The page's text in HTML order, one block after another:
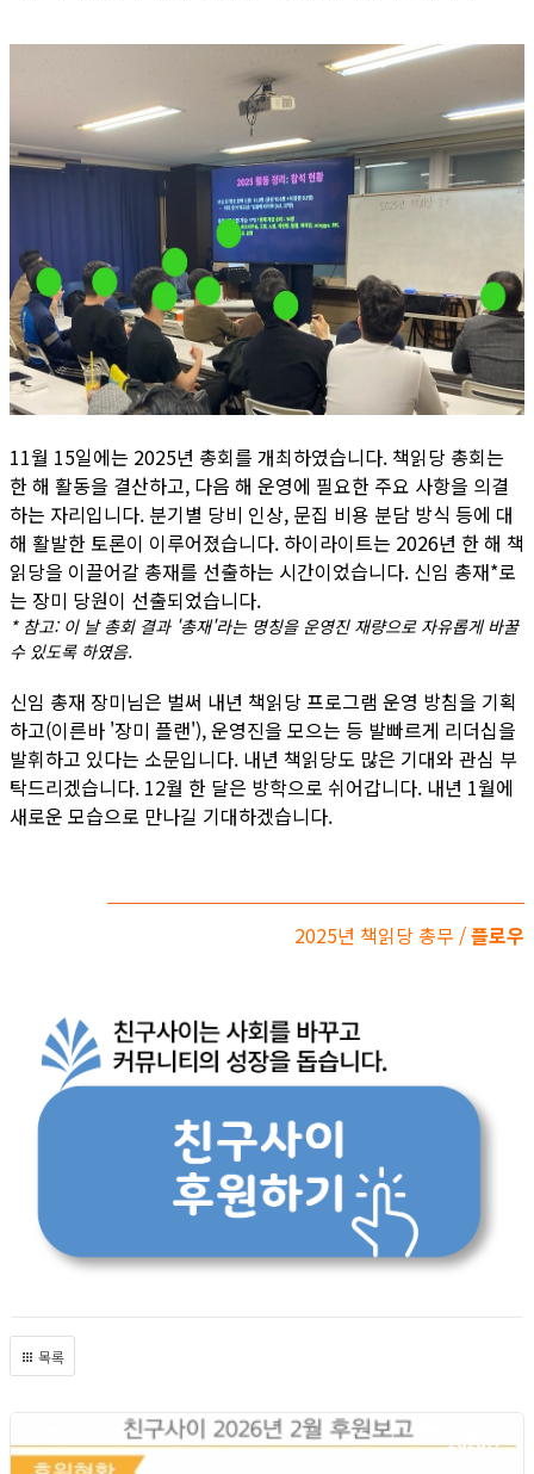
11월 15일에는 2025년 총회를 개최하였습니다. 책읽당 총회는
한 해 활동을 결산하고, 다음 해 운영에 필요한 주요 사항을 의결
하는 자리입니다. 분기별 당비 인상, 문집 비용 분담 방식 등에 대
해 활발한 토론이 이루어졌습니다. 하이라이트는 2026년 한 해 책
읽당을 이끌어갈 총재를 선출하는 시간이었습니다. 신임 총재*로
는 장미 당원이 선출되었습니다.
* 참고: 이 날 총회 결과 '총재'라는 명칭을 운영진 재량으로 자유롭게 바꿀
수 있도록 하였음.
신임 총재 장미님은 벌써 내년 책읽당 프로그램 운영 방침을 기획
하고(이른바 '장미 플랜'), 운영진을 모으는 등 발빠르게 리더십을
발휘하고 있다는 소문입니다. 내년 책읽당도 많은 기대와 관심 부
탁드리겠습니다. 12월 한 달은 방학으로 쉬어갑니다. 내년 1월에
새로운 모습으로 만나길 기대하겠습니다.
2025년 책읽당 총무 /플로우
목록
2026년